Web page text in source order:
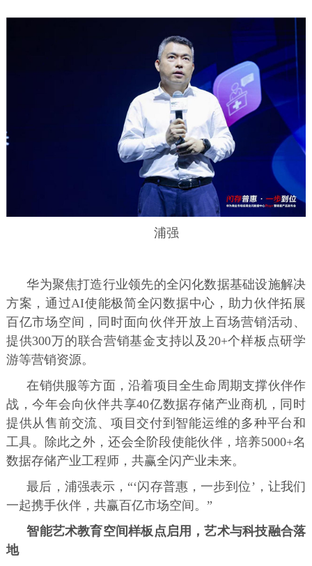
浦强
华为聚焦打造行业领先的全闪化数据基础设施解决
方案，通过AI使能极简全闪数据中心，助力伙伴拓展
百亿市场空间，同时面向伙伴开放上百场营销活动、
提供300万的联合营销基金支持以及20+个样板点研学
游等营销资源。
在销供服等方面，沿着项目全生命周期支撑伙伴作
战，今年会向伙伴共享40亿数据存储产业商机，同时
提供从售前交流、项目交付到智能运维的多种平台和
工具。除此之外，还会全阶段使能伙伴，培养5000+名
数据存储产业工程师，共赢全闪产业未来。
最后，浦强表示，“‘闪存普惠，一步到位’，让我们
一起携手伙伴，共赢百亿市场空间。”
智能艺术教育空间样板点启用，艺术与科技融合落
地